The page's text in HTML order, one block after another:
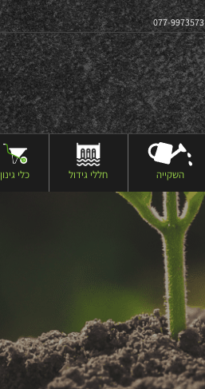
077-9973573
השקייה חללי גידול כלי גינון